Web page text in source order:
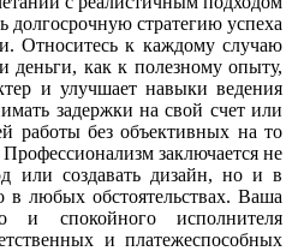
долгосрочную стратегию успеха
Относитесь к каждому случаю
деньги, как к полезному опыту,
и улучшает навыки ведения
задержки на свой счет или
работы без объективных на то
заключается не
или создавать дизайн, но и в
в любых обстоятельствах. Ваша
и спокойного исполнителя
и платежеспособных